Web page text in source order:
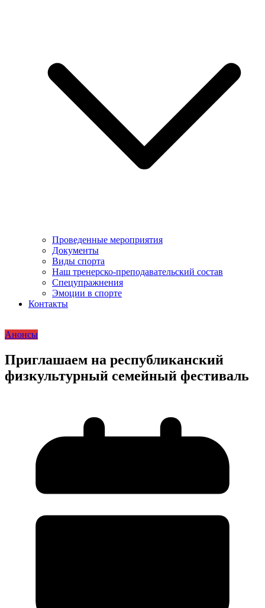
Проведенные мероприятия
Документы
Виды спорта
Наш тренерско-преподавательский состав
Спецупражнения
Эмоции в спорте
Контакты
Анонсы
Приглашаем на республиканский
физкультурный семейный фестиваль